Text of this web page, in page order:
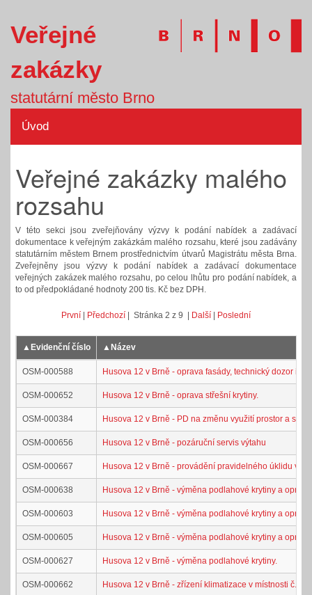
Veřejné
zakázky
statutární město Brno
Úvod
Veřejné zakázky malého
rozsahu
V této sekci jsou zveřejňovány výzvy k podání nabídek a zadávací
dokumentace k veřejným zakázkám malého rozsahu, které jsou zadávány
statutárním městem Brnem prostřednictvím útvarů Magistrátu města Brna.
Zveřejněny jsou výzvy k podání nabídek a zadávací dokumentace
veřejných zakázek malého rozsahu, po celou lhůtu pro podání nabídek, a
to od předpokládané hodnoty 200 tis. Kč bez DPH.
První Předchozí | Stránka 2 z 9 | Další Poslední
▲ Evidenční číslo ▲ Název
OSM-000588 Husova 12 v Brně - oprava fasády, technický dozor
OSM-000652 Husova 12 v Brně - oprava střešní krytiny.
OSM-000384 Husova 12 v Brně - PD na změnu využití prostor a
OSM-000656 Husova 12 v Brně - pozáruční servis výtahu
OSM-000667 Husova 12 v Brně - provádění pravidelného úklidu v
OSM-000638 Husova 12 v Brně - výměna podlahové krytiny a
OSM-000603 Husova 12 v Brně - výměna podlahové krytiny a
OSM-000605 Husova 12 v Brně - výměna podlahové krytiny a
OSM-000627 Husova 12 v Brně - výměna podlahové krytiny.
OSM-000662 Husova 12 v Brně - zřízení klimatizace v místnosti č.